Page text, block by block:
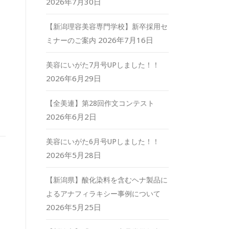
【新潟理容美容専門学校】新卒採用セ
ミナーのご案内 2026年7月16日
美容にいがた7月号UPしました！！
2026年6月29日
【全美連】第28回作文コンテスト
2026年6月2日
美容にいがた6月号UPしました！！
2026年5月28日
【新潟県】酸化染料を含むヘナ製品に
よるアナフィラキシー事例について
2026年5月25日